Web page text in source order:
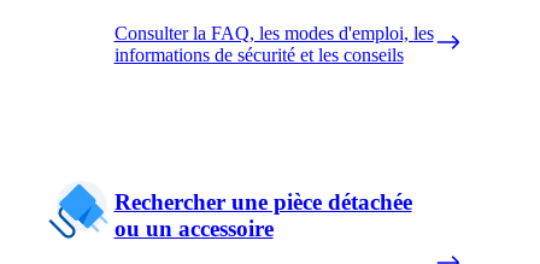
Consulter la FAQ, les modes d'emploi, les
informations de sécurité et les conseils
Rechercher une pièce détachée
ou un accessoire